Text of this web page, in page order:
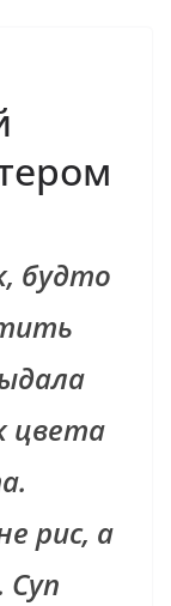
будто
цвета
рис, а
Суп